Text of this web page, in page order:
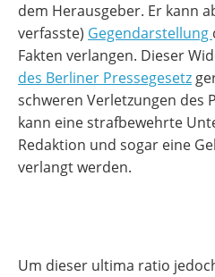
dem Herausgeber. Er kann
verfasste) Gegendarstellung
Fakten verlangen. Dieser
des Berliner Pressegesetz
schweren Verletzungen des
kann eine strafbewehrte
Redaktion und sogar eine
verlangt werden.
Um dieser ultima ratio